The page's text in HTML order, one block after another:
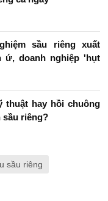
sầu riêng xuất
ứ, doanh nghiệp 'hụt
thuật hay hồi chuông
sầu riêng?
sầu riêng